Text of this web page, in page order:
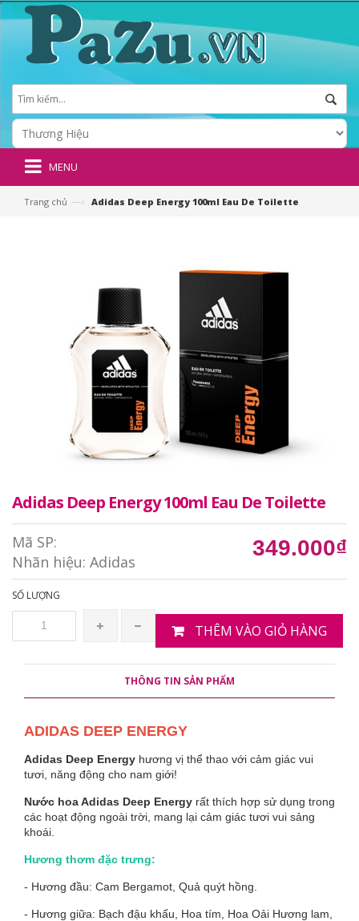
MENU
Trang chủ —› Adidas Deep Energy 100ml Eau De Toilette
Adidas Deep Energy 100ml Eau De Toilette
Mã SP:
Nhãn hiệu: Adidas
349.000₫
SỐ LƯỢNG
THÊM VÀO GIỎ HÀNG
THÔNG TIN SẢN PHẨM
ADIDAS DEEP ENERGY
Adidas Deep Energy hương vị thể thao với cảm giác vui
tươi, năng động cho nam giới!
Nước hoa Adidas Deep Energy rất thích hợp sử dụng trong
các hoạt động ngoài trời, mang lại cảm giác tươi vui sảng
khoái.
Hương thơm đặc trưng:
- Hương đầu: Cam Bergamot, Quả quýt hồng.
- Hương giữa: Bạch đậu khấu, Hoa tím, Hoa Oải Hương lam,